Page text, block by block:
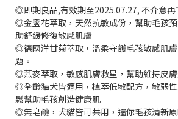
◎即期良品,有效期至2025.07.27, 不介意再
◎金盞花萃取，天然抗敏成份，幫助毛孩
助舒緩修復敏感肌膚
◎德國洋甘菊萃取，溫柔守護毛孩敏感肌
題。
◎燕麥萃取，敏感肌膚救星，幫助維持皮
◎全齡貓犬皆適用，植萃低敏配方，敏弱
鬆幫助毛孩創造健康肌
◎無皂鹼，犬貓皆可共用，還你毛孩清新原